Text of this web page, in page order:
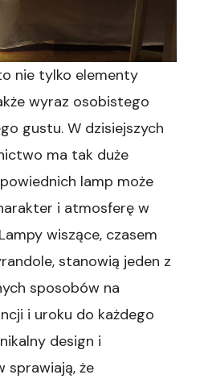
nie tylko elementy
wyraz osobistego
gustu. W dzisiejszych
ma tak duże
lamp może
i atmosferę w
wiszące, czasem
stanowią jeden z
sposobów na
i uroku do każdego
design i
sprawiają, że